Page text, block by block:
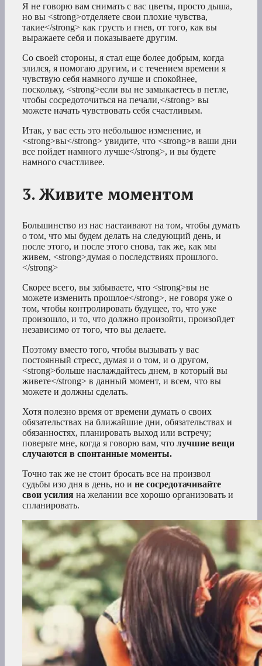
Я не говорю вам снимать с вас цветы, просто дыша,
но вы <strong>отделяете свои плохие чувства,
такие</strong> как грусть и гнев, от того, как вы
выражаете себя и показываете другим.
Со своей стороны, я стал еще более добрым, когда
злился, я помогаю другим, и с течением времени я
чувствую себя намного лучше и спокойнее,
поскольку, <strong>если вы не замыкаетесь в петле,
чтобы сосредоточиться на печали,</strong> вы
можете начать чувствовать себя счастливым.
Итак, у вас есть это небольшое изменение, и
<strong>вы</strong> увидите, что <strong>в ваши дни
все пойдет намного лучше</strong>, и вы будете
намного счастливее.
3. Живите моментом
Большинство из нас настаивают на том, чтобы думать
о том, что мы будем делать на следующий день, и
после этого, и после этого снова, так же, как мы
живем, <strong>думая о последствиях прошлого.
</strong>
Скорее всего, вы забываете, что <strong>вы не
можете изменить прошлое</strong>, не говоря уже о
том, чтобы контролировать будущее, то, что уже
произошло, и то, что должно произойти, произойдет
независимо от того, что вы делаете.
Поэтому вместо того, чтобы вызывать у вас
постоянный стресс, думая и о том, и о другом,
<strong>больше наслаждайтесь днем, в который вы
живете</strong> в данный момент, и всем, что вы
можете и должны сделать.
Хотя полезно время от времени думать о своих
обязательствах на ближайшие дни, обязательствах и
обязанностях, планировать выход или встречу;
поверьте мне, когда я говорю вам, что лучшие вещи
случаются в спонтанные моменты.
Точно так же не стоит бросать все на произвол
судьбы изо дня в день, но и не сосредотачивайте
свои усилия на желании все хорошо организовать и
спланировать.